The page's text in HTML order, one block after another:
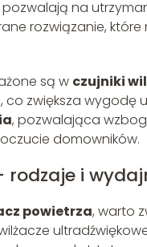
na
rozwiązanie,
są w czujniki
zwiększa wygodę
, pozwalająca
domowników.
rodzaje i
powietrza, warto